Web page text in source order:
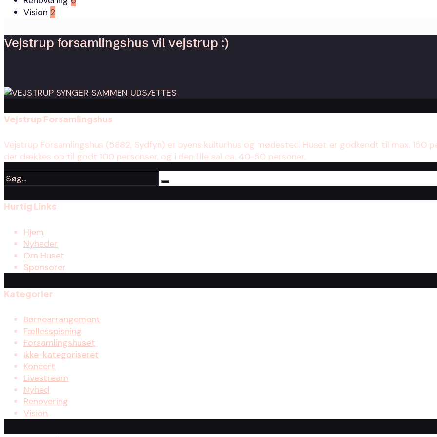
Vision 2
Vejstrup forsamlingshus vil vejstrup :)
Vejstrup Forsamlingshus
Vejstrup Forsamlingshus (5882, Sydfyn) er byens kulturhus og mødested. Huset er godkendt til max. 150
der dækkes op til godt 100 personser, og i den lille sal ca. 40-50 personer.
Hurtig Links
Hjem
Nyheder
Om Huset
Sponsorer
Kategorier
Børnearrangement
Fællesspisning
Forsamlingshuset
Ikke-kategoriseret
Koncert
Livestream
Nyhed
Renovering
Vision